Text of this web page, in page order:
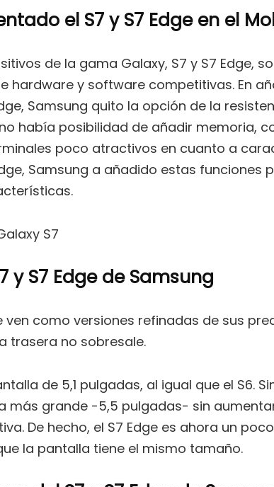
el S7 y S7 Edge en el
de la gama Galaxy, S7 y S7 Edge,
hardware y software competitivas. En
Samsung quito la opción de la
había posibilidad de añadir memoria,
poco atractivos en cuanto a
Samsung a añadido estas funciones
y S7 Edge de Samsung
ven como versiones refinadas de sus
trasera no sobresale.
de 5,1 pulgadas, al igual que el S6.
más grande -5,5 pulgadas- sin
De hecho, el S7 Edge es ahora un
la pantalla tiene el mismo tamaño.